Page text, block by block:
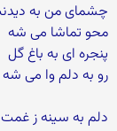
چشمای من به
محو تماشا می شه
پنجره ای به باغ گل
رو به دلم وا می شه
دلم به سینه ز غمت